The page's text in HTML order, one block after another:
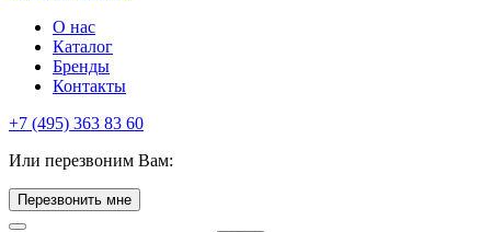
О нас
Каталог
Бренды
Контакты
+7 (495) 363 83 60
Или перезвоним Вам:
Перезвонить мне